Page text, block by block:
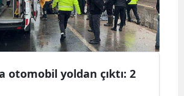
otomobil yoldan çıktı: 2